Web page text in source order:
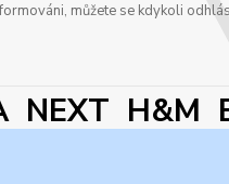
můžete se kdykoli
H&M